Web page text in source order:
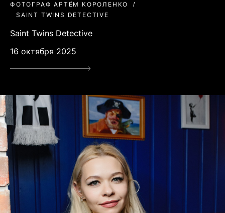
ФОТОГРАФ АРТЁМ КОРОЛЕНКО
SAINT TWINS DETECTIVE
Saint Twins Detective
16 октября 2025